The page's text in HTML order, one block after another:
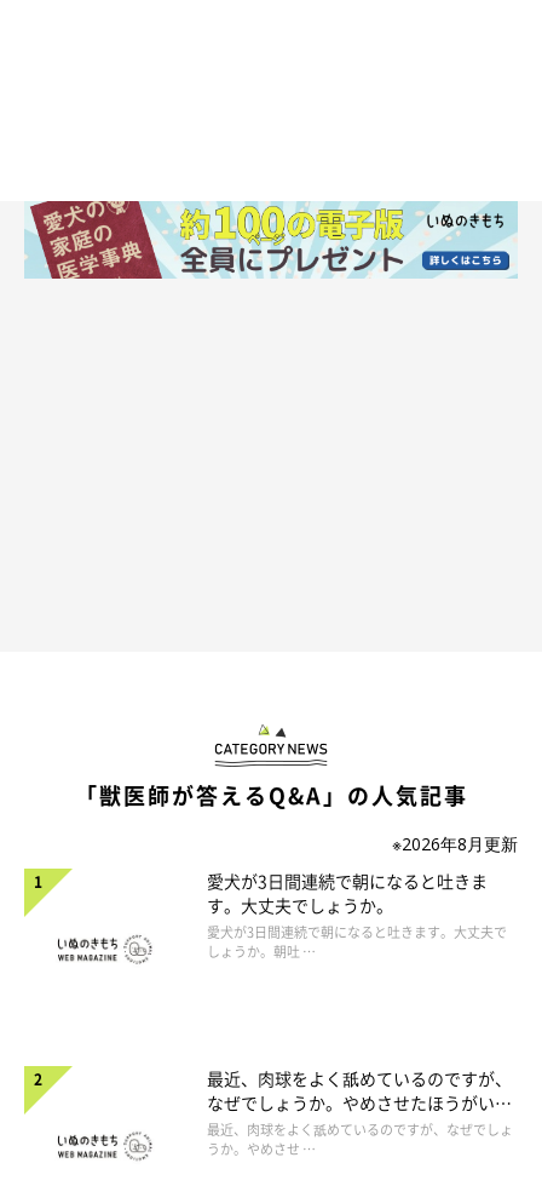
「獣医師が答えるQ&A」の人気記事
※2026年8月更新
愛犬が3日間連続で朝になると吐きま
す。大丈夫でしょうか。
愛犬が3日間連続で朝になると吐きます。大丈夫で
しょうか。朝吐 …
最近、肉球をよく舐めているのですが、
なぜでしょうか。やめさせたほうがいい
のでしょうか。
最近、肉球をよく舐めているのですが、なぜでしょ
うか。やめさせ …